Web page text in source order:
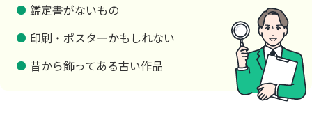
鑑定書がないもの
印刷・ポスターかもしれない
昔から飾ってある古い作品